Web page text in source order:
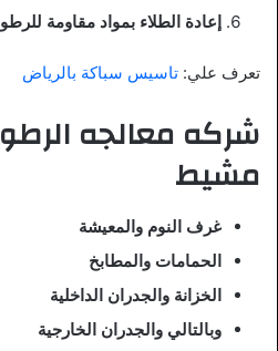
إعادة الطلاء بمواد مقاومة
تعرف علي: تاسيس سباكة بالرياض
شركه معالجه
مشيط
غرف النوم والمعيشة
الحمامات والمطابخ
الخزانة والجدران الداخلية
وبالتالي والجدران الخارجية